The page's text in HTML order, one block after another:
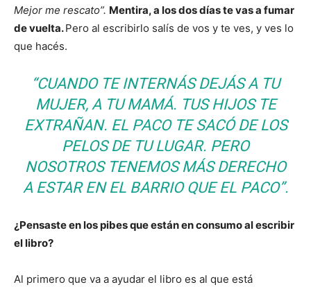
Mejor me rescato”. Mentira, a los dos días te vas a fumar
de vuelta.Pero al escribirlo salís de vos y te ves, y ves lo
que hacés.
“CUANDO TE INTERNÁS DEJÁS A TU
MUJER, A TU MAMÁ. TUS HIJOS TE
EXTRAÑAN. EL PACO TE SACÓ DE LOS
PELOS DE TU LUGAR. PERO
NOSOTROS TENEMOS MÁS DERECHO
A ESTAR EN EL BARRIO QUE EL PACO”.
¿Pensaste en los pibes que están en consumo al escribir
el libro?
Al primero que va a ayudar el libro es al que está